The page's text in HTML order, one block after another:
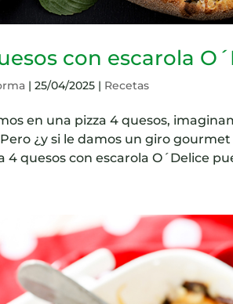
con escarola
|25/04/2025 | Recetas
en una pizza 4 quesos,
¿y si le damos un giro
4 quesos con escarola O´Delice